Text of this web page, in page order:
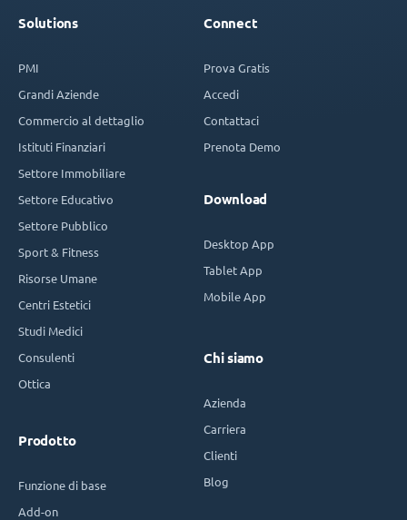
Solutions
PMI
Grandi Aziende
Commercio al dettaglio
Istituti Finanziari
Settore Immobiliare
Settore Educativo
Settore Pubblico
Sport & Fitness
Risorse Umane
Centri Estetici
Studi Medici
Consulenti
Ottica
Prodotto
Funzione di base
Add-on
Connect
Prova Gratis
Accedi
Contattaci
Prenota Demo
Download
Desktop App
Tablet App
Mobile App
Chi siamo
Azienda
Carriera
Clienti
Blog